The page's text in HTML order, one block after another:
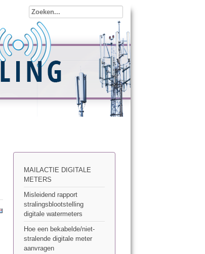
MAILACTIE DIGITALE
METERS
Misleidend rapport
stralingsblootstelling
digitale watermeters
Hoe een bekabelde/niet-
stralende digitale meter
aanvragen